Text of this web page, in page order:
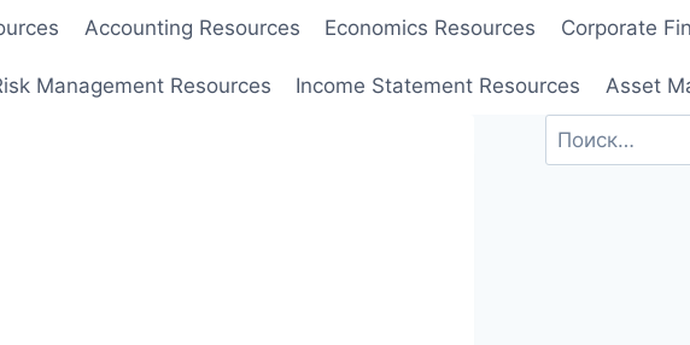
Accounting Resources Economics Resources Corporate
Management Resources Income Statement Resources Asset
Найти: